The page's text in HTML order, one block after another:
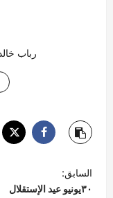
رباب
ت
ص
السابق:
٣٠يونيو عيد الإستقلال